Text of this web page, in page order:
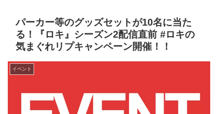
パーカー等のグッズセットが10名に当た
る！『ロキ』シーズン2配信直前 #ロキの
気まぐれリプキャンペーン開催！！
イベント